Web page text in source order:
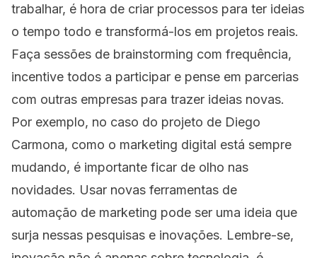
trabalhar, é hora de criar processos para ter ideias
o tempo todo e transformá-los em projetos reais.
Faça sessões de brainstorming com frequência,
incentive todos a participar e pense em parcerias
com outras empresas para trazer ideias novas.
Por exemplo, no caso do projeto de Diego
Carmona, como o marketing digital está sempre
mudando, é importante ficar de olho nas
novidades. Usar novas ferramentas de
automação de marketing pode ser uma ideia que
surja nessas pesquisas e inovações. Lembre-se,